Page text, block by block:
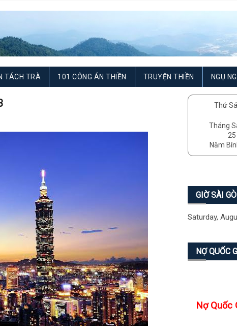
TÁCH TRÀ 101 CÔNG ÁN THIỀN TRUYỆN THIỀN NGỤ
Thứ
Tháng
25
Năm
GIỜ SÀI
Saturday,
NỢ QUỐC
Nợ Quốc